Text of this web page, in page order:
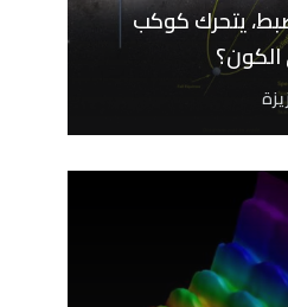
يتحرك كوكب